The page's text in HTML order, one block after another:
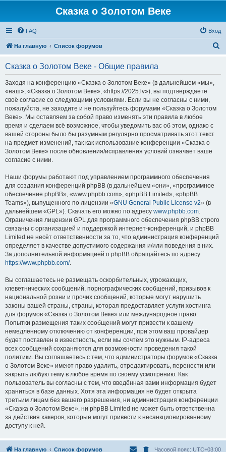
Сказка о Золотом Веке
FAQ Вход
На главную Список форумов
Сказка о Золотом Веке - Общие правила
Заходя на конференцию «Сказка о Золотом Веке» (в дальнейшем «мы»,
«наш», «Сказка о Золотом Веке», «https://2025.lv»), вы подтверждаете
своё согласие со следующими условиями. Если вы не согласны с ними,
пожалуйста, не заходите и не пользуйтесь форумами «Сказка о Золотом
Веке». Мы оставляем за собой право изменять эти правила в любое
время и сделаем всё возможное, чтобы уведомить вас об этом, однако с
вашей стороны было бы разумным регулярно просматривать этот текст
на предмет изменений, так как использование конференции «Сказка о
Золотом Веке» после обновления/исправления условий означает ваше
согласие с ними.
Наши форумы работают под управлением программного обеспечения
для создания конференций phpBB (в дальнейшем «они», «программное
обеспечение phpBB», «www.phpbb.com», «phpBB Limited», «phpBB
Teams»), выпущенного по лицензии «GNU General Public License v2» (в
дальнейшем «GPL»). Скачать его можно по адресу www.phpbb.com.
Ограничения лицензии GPL для программного обеспечения phpBB строго
связаны с организацией и поддержкой интернет-конференций, и phpBB
Limited не несёт ответственности за то, что администрация конференций
определяет в качестве допустимого содержания и/или поведения в них.
За дополнительной информацией о phpBB обращайтесь по адресу
https://www.phpbb.com/.
Вы соглашаетесь не размещать оскорбительных, угрожающих,
клеветнических сообщений, порнографических сообщений, призывов к
национальной розни и прочих сообщений, которые могут нарушить
законы вашей страны, страны, которая предоставляет услуги хостинга
для форумов «Сказка о Золотом Веке» или международное право.
Попытки размещения таких сообщений могут привести к вашему
немедленному отключению от конференции, при этом ваш провайдер
будет поставлен в известность, если мы сочтём это нужным. IP-адреса
всех сообщений сохраняются для возможности проведения такой
политики. Вы соглашаетесь с тем, что администраторы форумов «Сказка
о Золотом Веке» имеют право удалить, отредактировать, перенести или
закрыть любую тему в любое время по своему усмотрению. Как
пользователь вы согласны с тем, что введённая вами информация будет
храниться в базе данных. Хотя эта информация не будет открыта
третьим лицам без вашего разрешения, ни администрация конференции
«Сказка о Золотом Веке», ни phpBB Limited не может быть ответственна
за действия хакеров, которые могут привести к несанкционированному
доступу к ней.
На главную Список форумов Часовой пояс: UTC+03:00